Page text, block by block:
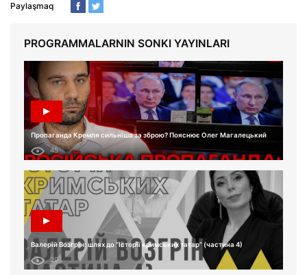
Paylaşmaq
PROGRAMMALARNIN SONKI YAYINLARI
Пропаганда Кремля сильніша за зброю? Пояснює Олег Магалецький
45
Валерій Возгрін: шлях до “Історії кримських татар” (частина 4)
29